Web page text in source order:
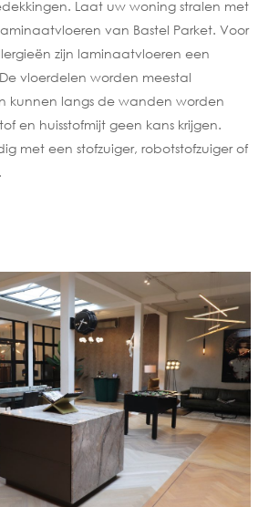
Laat uw woning stralen met
van Bastel Parket. Voor
zijn laminaatvloeren een
vloerdelen worden meestal
kunnen langs de wanden worden
en huisstofmijt geen kans krijgen.
met een stofzuiger, robotstofzuiger of